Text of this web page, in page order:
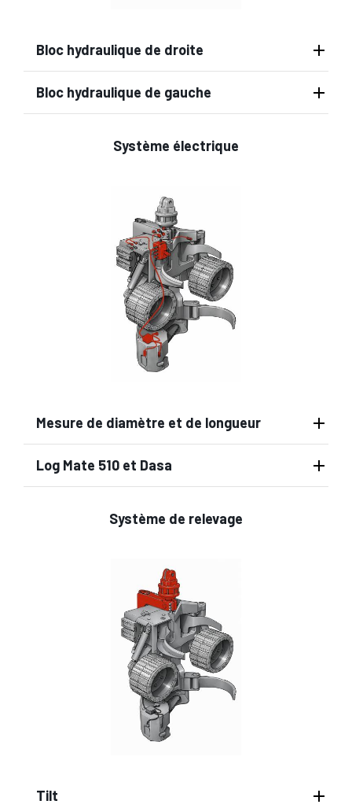
Bloc hydraulique de droite
Bloc hydraulique de gauche
Système électrique
Mesure de diamètre et de longueur
Log Mate 510 et Dasa
Système de relevage
Tilt